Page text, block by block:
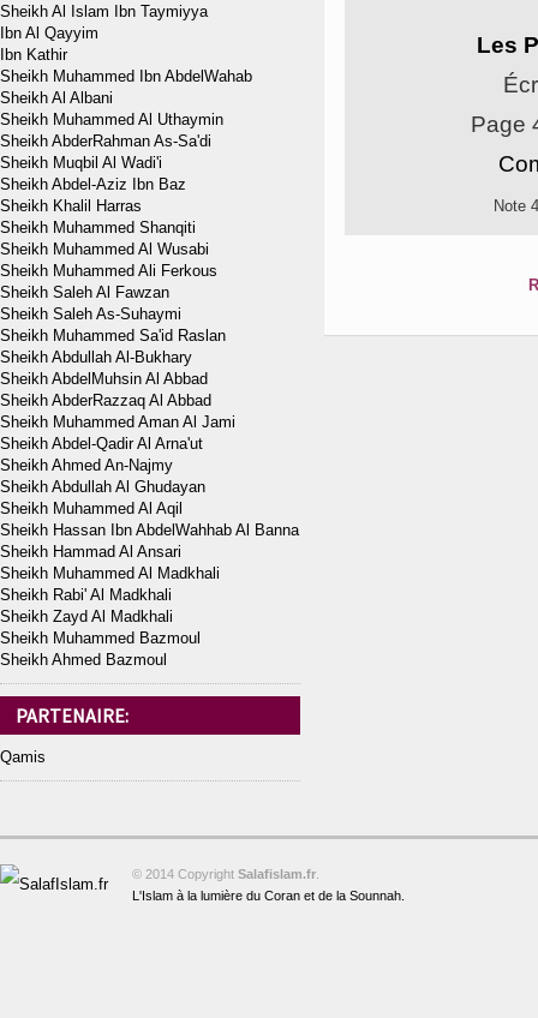
Les
Page
Note
Sheikh Al Islam Ibn Taymiyya
Ibn Al Qayyim
Ibn Kathir
Sheikh Muhammed Ibn AbdelWahab
Sheikh Al Albani
Sheikh Muhammed Al Uthaymin
Sheikh AbderRahman As-Sa'di
Sheikh Muqbil Al Wadi'i
Sheikh Abdel-Aziz Ibn Baz
Sheikh Khalil Harras
Sheikh Muhammed Shanqiti
Sheikh Muhammed Al Wusabi
Sheikh Muhammed Ali Ferkous
Sheikh Saleh Al Fawzan
Sheikh Saleh As-Suhaymi
Sheikh Muhammed Sa'id Raslan
Sheikh Abdullah Al-Bukhary
Sheikh AbdelMuhsin Al Abbad
Sheikh AbderRazzaq Al Abbad
Sheikh Muhammed Aman Al Jami
Sheikh Abdel-Qadir Al Arna'ut
Sheikh Ahmed An-Najmy
Sheikh Abdullah Al Ghudayan
Sheikh Muhammed Al Aqil
Sheikh Hassan Ibn AbdelWahhab Al Banna
Sheikh Hammad Al Ansari
Sheikh Muhammed Al Madkhali
Sheikh Rabi' Al Madkhali
Sheikh Zayd Al Madkhali
Sheikh Muhammed Bazmoul
Sheikh Ahmed Bazmoul
PARTENAIRE:
Qamis
© 2014 Copyright Salafislam.fr
L'Islam à la lumière du Coran et de la Sounnah.